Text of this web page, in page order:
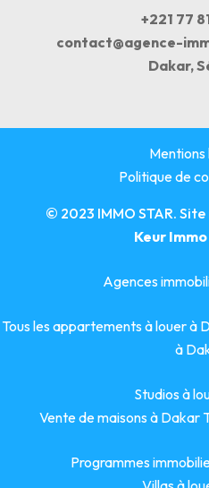
+221 77
contact@agence-
Dakar,
Mentions
Politique de
© 2023 IMMO STAR.
Keur
Agences
Tous les appartements à louer à
à
Studios à
Vente de maisons à Dakar
Programmes